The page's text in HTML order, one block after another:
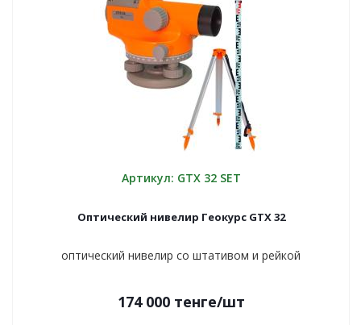
Артикул: GTX 32 SET
Оптический нивелир Геокурс GTX 32
оптический нивелир со штативом и рейкой
174 000тенге/шт